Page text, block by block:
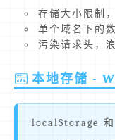
存储大小限制
单个域名下的
污染请求头，
本地存储 -
localStorage